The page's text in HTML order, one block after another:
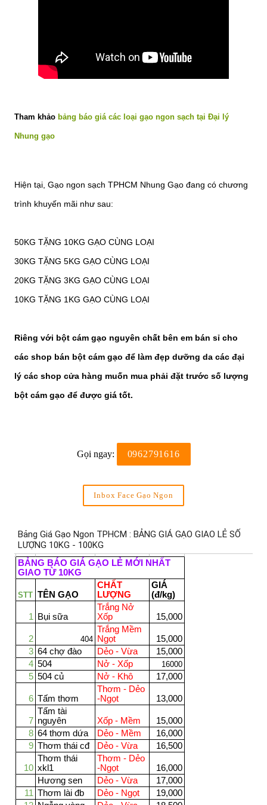
Tham khảo bảng báo giá các loại gạo ngon sạch tại Đại lý
Nhung gạo
Hiện tại, Gạo ngon sạch TPHCM Nhung Gạo đang có chương
trình khuyến mãi như sau:
50KG TẶNG 10KG GẠO CÙNG LOẠI
30KG TẶNG 5KG GẠO CÙNG LOẠI
20KG TẶNG 3KG GẠO CÙNG LOẠI
10KG TẶNG 1KG GẠO CÙNG LOẠI
Riêng với bột cám gạo nguyên chất bên em bán sỉ cho
các shop bán bột cám gạo để làm đẹp dưỡng da các đại
lý các shop cửa hàng muốn mua phải đặt trước số lượng
bột cám gạo để được giá tốt.
Gọi ngay: 0962791616
Inbox Face Gạo Ngon